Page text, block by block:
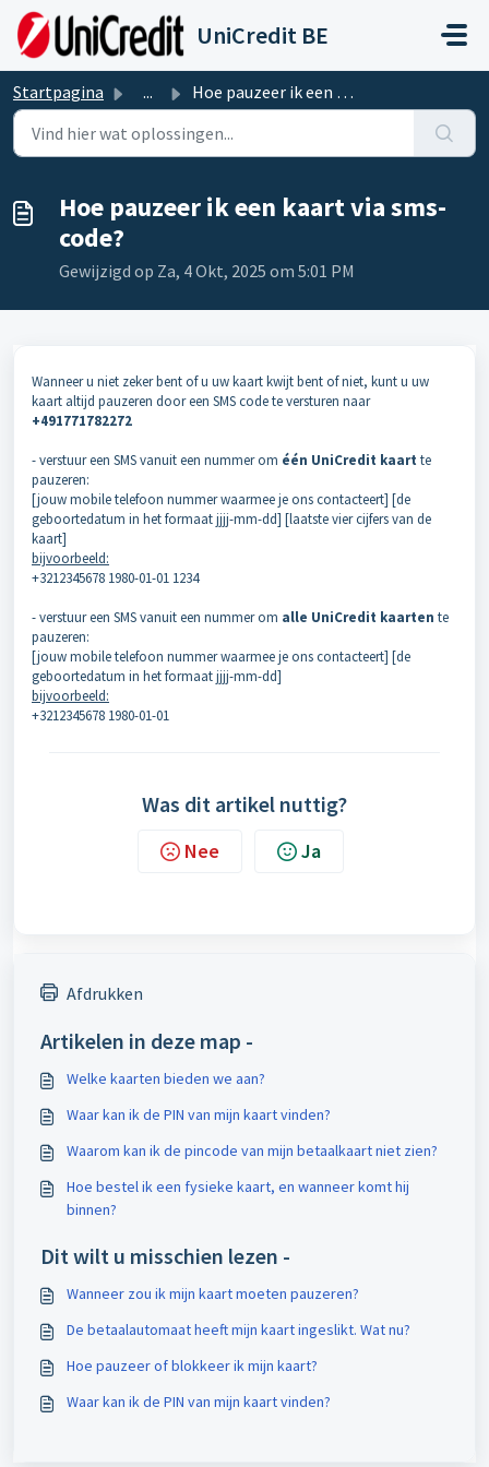
Doorgaan naar hoofdinhoud
UniCredit BE
Startpagina ... Hoe pauzeer ik een kaart via sms-code?
Hoe pauzeer ik een kaart via sms-
code?
Gewijzigd op Za, 4 Okt, 2025 om 5:01 PM
Wanneer u niet zeker bent of u uw kaart kwijt bent of niet, kunt u uw
kaart altijd pauzeren door een SMS code te versturen naar
+491771782272
- verstuur een SMS vanuit een nummer om één UniCredit kaart te
pauzeren:
[jouw mobile telefoon nummer waarmee je ons contacteert] [de
geboortedatum in het formaat jjjj-mm-dd] [laatste vier cijfers van de
kaart]
bijvoorbeeld:
+3212345678 1980-01-01 1234
- verstuur een SMS vanuit een nummer om alle UniCredit kaarten te
pauzeren:
[jouw mobile telefoon nummer waarmee je ons contacteert] [de
geboortedatum in het formaat jjjj-mm-dd]
bijvoorbeeld:
+3212345678 1980-01-01
Was dit artikel nuttig?
Nee Ja
Afdrukken
Artikelen in deze map -
Welke kaarten bieden we aan?
Waar kan ik de PIN van mijn kaart vinden?
Waarom kan ik de pincode van mijn betaalkaart niet zien?
Hoe bestel ik een fysieke kaart, en wanneer komt hij
binnen?
Dit wilt u misschien lezen -
Wanneer zou ik mijn kaart moeten pauzeren?
De betaalautomaat heeft mijn kaart ingeslikt. Wat nu?
Hoe pauzeer of blokkeer ik mijn kaart?
Waar kan ik de PIN van mijn kaart vinden?